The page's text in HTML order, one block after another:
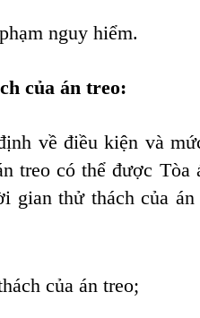
nguy hiểm.
của án treo:
về điều kiện và
treo có thể được Tòa
gian thử thách của
của án treo;